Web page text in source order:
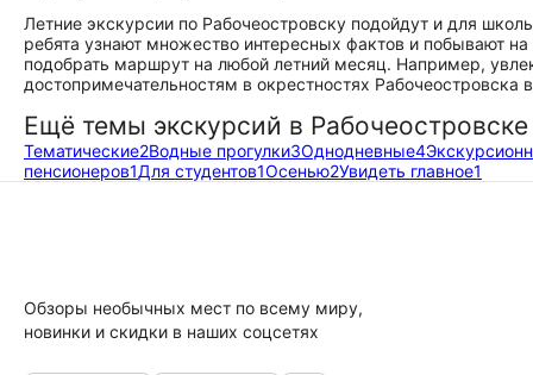
Летние экскурсии по Рабочеостровску подойдут и для
ребята узнают множество интересных фактов и побывают
подобрать маршрут на любой летний месяц. Например,
достопримечательностям в окрестностях Рабочеостровска
Ещё темы экскурсий в Рабочеостровске
Тематические2Водные прогулки3Однодневные4
пенсионеров1Для студентов1Осенью2Увидеть главное1
Обзоры необычных мест по всему миру,
новинки и скидки в наших соцсетях